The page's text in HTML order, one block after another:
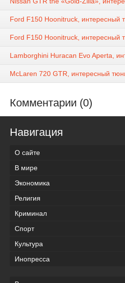
Ford F150 Hoonitruck, интересный
Ford F150 Hoonitruck, интересный
Lamborghini Huracan Evo Aperta,
McLaren 720 GTR, интересный
Комментарии (0)
Навигация
О сайте
В мире
Экономика
Религия
Криминал
Спорт
Культура
Инопресса